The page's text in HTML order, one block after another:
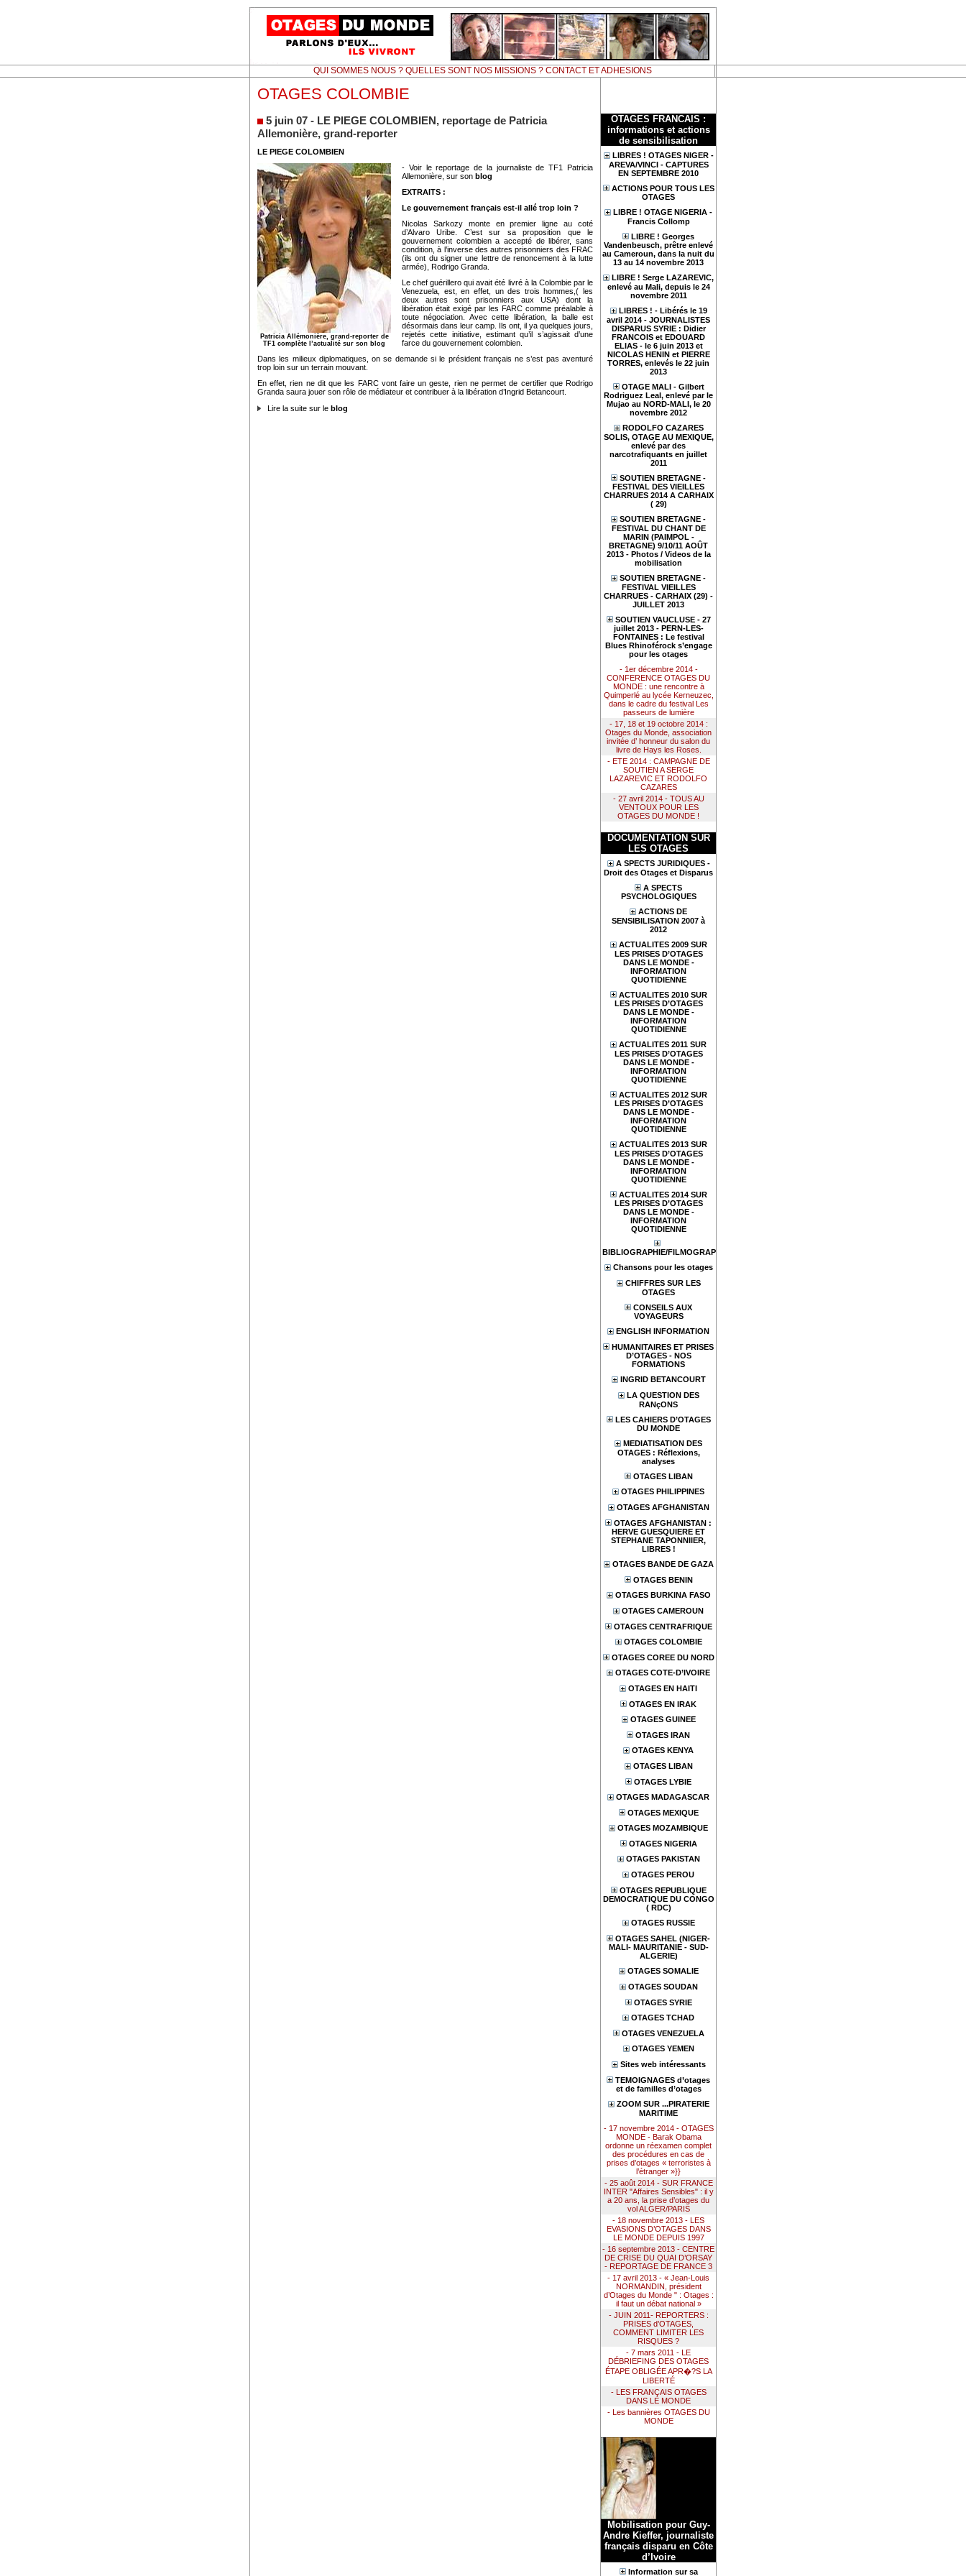
QUI SOMMES NOUS ? QUELLES SONT NOS MISSIONS ? CONTACT ET ADHESIONS
OTAGES FRANCAIS :
informations et actions
de sensibilisation
LIBRES ! OTAGES NIGER -
AREVA/VINCI - CAPTURES
EN SEPTEMBRE 2010
ACTIONS POUR TOUS LES
OTAGES
LIBRE ! OTAGE NIGERIA -
Francis Collomp
LIBRE ! Georges
Vandenbeusch, prêtre enlevé
au Cameroun, dans la nuit du
13 au 14 novembre 2013
LIBRE ! Serge LAZAREVIC,
enlevé au Mali, depuis le 24
novembre 2011
LIBRES ! - Libérés le 19
avril 2014 - JOURNALISTES
DISPARUS SYRIE : Didier
FRANCOIS et EDOUARD
ELIAS - le 6 juin 2013 et
NICOLAS HENIN et PIERRE
TORRES, enlevés le 22 juin
2013
OTAGE MALI - Gilbert
Rodriguez Leal, enlevé par le
Mujao au NORD-MALI, le 20
novembre 2012
RODOLFO CAZARES
SOLIS, OTAGE AU MEXIQUE,
enlevé par des
narcotrafiquants en juillet
2011
SOUTIEN BRETAGNE -
FESTIVAL DES VIEILLES
CHARRUES 2014 A CARHAIX
( 29)
SOUTIEN BRETAGNE -
FESTIVAL DU CHANT DE
MARIN (PAIMPOL -
BRETAGNE) 9/10/11 AOÛT
2013 - Photos / Videos de la
mobilisation
SOUTIEN BRETAGNE -
FESTIVAL VIEILLES
CHARRUES - CARHAIX (29) -
JUILLET 2013
SOUTIEN VAUCLUSE - 27
juillet 2013 - PERN-LES-
FONTAINES : Le festival
Blues Rhinoférock s’engage
pour les otages
- 1er décembre 2014 -
CONFERENCE OTAGES DU
MONDE : une rencontre à
Quimperlé au lycée Kerneuzec,
dans le cadre du festival Les
passeurs de lumière
- 17, 18 et 19 octobre 2014 :
Otages du Monde, association
invitée d’ honneur du salon du
livre de Hays les Roses.
- ETE 2014 : CAMPAGNE DE
SOUTIEN A SERGE
LAZAREVIC ET RODOLFO
CAZARES
- 27 avril 2014 - TOUS AU
VENTOUX POUR LES
OTAGES DU MONDE !
DOCUMENTATION SUR
LES OTAGES
A SPECTS JURIDIQUES -
Droit des Otages et Disparus
A SPECTS
PSYCHOLOGIQUES
ACTIONS DE
SENSIBILISATION 2007 à
2012
ACTUALITES 2009 SUR
LES PRISES D’OTAGES
DANS LE MONDE -
INFORMATION
QUOTIDIENNE
ACTUALITES 2010 SUR
LES PRISES D’OTAGES
DANS LE MONDE -
INFORMATION
QUOTIDIENNE
ACTUALITES 2011 SUR
LES PRISES D’OTAGES
DANS LE MONDE -
INFORMATION
QUOTIDIENNE
ACTUALITES 2012 SUR
LES PRISES D’OTAGES
DANS LE MONDE -
INFORMATION
QUOTIDIENNE
ACTUALITES 2013 SUR
LES PRISES D’OTAGES
DANS LE MONDE -
INFORMATION
QUOTIDIENNE
ACTUALITES 2014 SUR
LES PRISES D’OTAGES
DANS LE MONDE -
INFORMATION
QUOTIDIENNE
BIBLIOGRAPHIE/FILMOGRAPHIE
Chansons pour les otages
CHIFFRES SUR LES
OTAGES
CONSEILS AUX
VOYAGEURS
ENGLISH INFORMATION
HUMANITAIRES ET PRISES
D’OTAGES - NOS
FORMATIONS
INGRID BETANCOURT
LA QUESTION DES
RANçONS
LES CAHIERS D’OTAGES
DU MONDE
MEDIATISATION DES
OTAGES : Réflexions,
analyses
OTAGES LIBAN
OTAGES PHILIPPINES
OTAGES AFGHANISTAN
OTAGES AFGHANISTAN :
HERVE GUESQUIERE ET
STEPHANE TAPONNIIER,
LIBRES !
OTAGES BANDE DE GAZA
OTAGES BENIN
OTAGES BURKINA FASO
OTAGES CAMEROUN
OTAGES CENTRAFRIQUE
OTAGES COLOMBIE
OTAGES COREE DU NORD
OTAGES COTE-D’IVOIRE
OTAGES EN HAITI
OTAGES EN IRAK
OTAGES GUINEE
OTAGES IRAN
OTAGES KENYA
OTAGES LIBAN
OTAGES LYBIE
OTAGES MADAGASCAR
OTAGES MEXIQUE
OTAGES MOZAMBIQUE
OTAGES NIGERIA
OTAGES PAKISTAN
OTAGES PEROU
OTAGES REPUBLIQUE
DEMOCRATIQUE DU CONGO
( RDC)
OTAGES RUSSIE
OTAGES SAHEL (NIGER-
MALI- MAURITANIE - SUD-
ALGERIE)
OTAGES SOMALIE
OTAGES SOUDAN
OTAGES SYRIE
OTAGES TCHAD
OTAGES VENEZUELA
OTAGES YEMEN
Sites web intéressants
TEMOIGNAGES d’otages
et de familles d’otages
ZOOM SUR ...PIRATERIE
MARITIME
- 17 novembre 2014 - OTAGES
MONDE - Barak Obama
ordonne un réexamen complet
des procédures en cas de
prises d’otages « terroristes à
l’étranger »}}
- 25 août 2014 - SUR FRANCE
INTER "Affaires Sensibles" : il y
a 20 ans, la prise d’otages du
vol ALGER/PARIS
- 18 novembre 2013 - LES
EVASIONS D’OTAGES DANS
LE MONDE DEPUIS 1997
- 16 septembre 2013 - CENTRE
DE CRISE DU QUAI D’ORSAY
- REPORTAGE DE FRANCE 3
- 17 avril 2013 - « Jean-Louis
NORMANDIN, président
d’Otages du Monde " : Otages :
il faut un débat national »
- JUIN 2011- REPORTERS :
PRISES d’OTAGES,
COMMENT LIMITER LES
RISQUES ?
- 7 mars 2011 - LE
DÉBRIEFING DES OTAGES
ÉTAPE OBLIGÉE APR�?S LA
LIBERTÉ
- LES FRANÇAIS OTAGES
DANS LE MONDE
- Les bannières OTAGES DU
MONDE
Mobilisation pour Guy-
Andre Kieffer, journaliste
français disparu en Côte
d’Ivoire
Information sur sa
OTAGES COLOMBIE
5 juin 07 - LE PIEGE COLOMBIEN, reportage de Patricia
Allemonière, grand-reporter
LE PIEGE COLOMBIEN
Patricia Allémonière, grand-reporter de
TF1 complète l’actualité sur son blog
- Voir le reportage de la journaliste de TF1 Patricia
Allemonière, sur son blog
EXTRAITS :
Le gouvernement français est-il allé trop loin ?
Nicolas Sarkozy monte en premier ligne au coté
d’Alvaro Uribe. C’est sur sa proposition que le
gouvernement colombien a accepté de libérer, sans
condition, à l’inverse des autres prisonniers des FRAC
(ils ont du signer une lettre de renoncement à la lutte
armée), Rodrigo Granda.
Le chef guérillero qui avait été livré à la Colombie par le
Venezuela, est, en effet, un des trois hommes,( les
deux autres sont prisonniers aux USA) dont la
libération était exigé par les FARC comme préalable à
toute négociation. Avec cette libération, la balle est
désormais dans leur camp. Ils ont, il ya quelques jours,
rejetés cette initiative, estimant qu’il s’agissait d’une
farce du gouvernement colombien.
Dans les milieux diplomatiques, on se demande si le président français ne s’est pas aventuré
trop loin sur un terrain mouvant.
En effet, rien ne dit que les FARC vont faire un geste, rien ne permet de certifier que Rodrigo
Granda saura jouer son rôle de médiateur et contribuer à la libération d’Ingrid Betancourt.
Lire la suite sur le blog